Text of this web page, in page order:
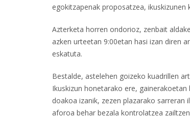
egokitzapenak proposatzea,
Azterketa horren ondorioz, zenbait
azken urteetan 9:00etan hasi izan diren
eskatuta.
Bestalde, astelehen goizeko kuadrillen
Ikuskizun honetarako ere,
doakoa izanik, zezen plazarako sarreran
aforoa behar bezala kontrolatzea